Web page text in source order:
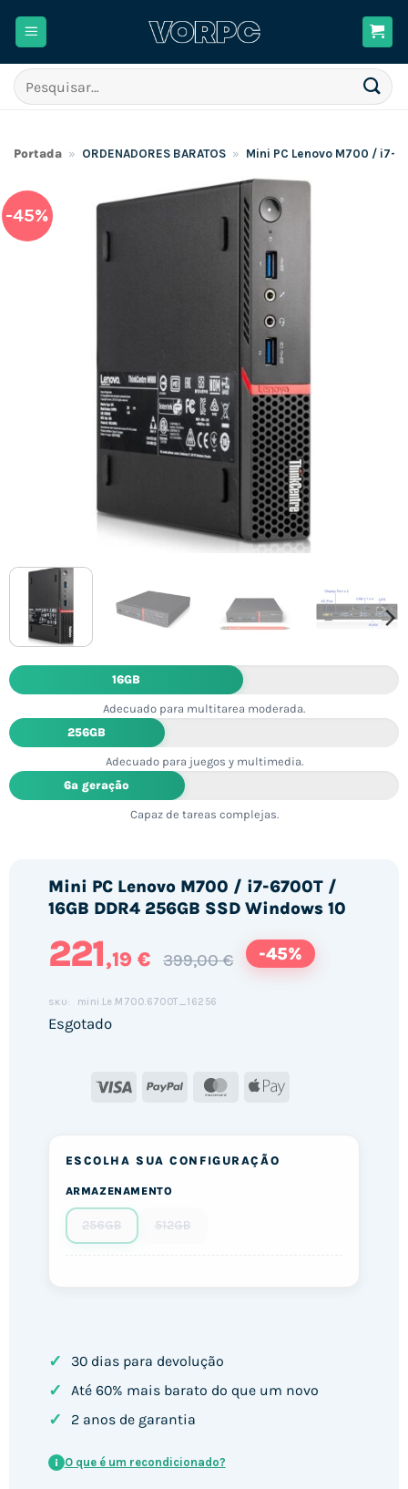
Pesquisar
por:
Portada » ORDENADORES BARATOS » Mini PC Lenovo M700 / i7-
-45%
16GB
Adecuado para multitarea moderada.
256GB
Adecuado para juegos y multimedia.
6ª geração
Capaz de tareas complejas.
Mini PC Lenovo M700 / i7-6700T /
16GB DDR4 256GB SSD Windows 10
221,19 € 399,00 € -45%
SKU: mini.Le.M700.6700T_16256
Esgotado
Visa PayPal MasterCard
Apple
ESCOLHA SUA CONFIGURAÇÃO
ARMAZENAMENTO
256GB 512GB
✓ 30 dias para devolução
✓ Até 60% mais barato do que um novo
✓ 2 anos de garantia
i O que é um recondicionado?